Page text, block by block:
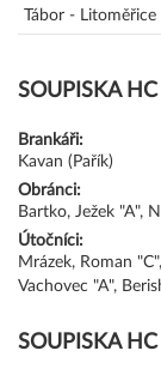
Tábor - Litoměřice
SOUPISKA
Brankáři:
Kavan (Pařík)
Obránci:
Bartko, Ježek "A",
Útočníci:
Mrázek, Roman
Vachovec "A",
SOUPISKA